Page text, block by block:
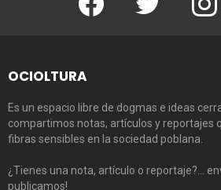
OCIOLTURA
Es un espacio libre de dogmas e ideas
compartimos notas, artículos y reportajes
fibras sensibles en la sociedad poblana.
¿Tienes una nota, artículo o reportaje?…
publicamos!